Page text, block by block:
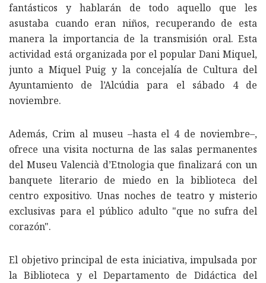
fantásticos y hablarán de todo aquello que les
asustaba cuando eran niños, recuperando de esta
manera la importancia de la transmisión oral. Esta
actividad está organizada por el popular Dani Miquel,
junto a Miquel Puig y la concejalía de Cultura del
Ayuntamiento de l’Alcúdia para el sábado 4 de
noviembre.
Además, Crim al museu –hasta el 4 de noviembre–,
ofrece una visita nocturna de las salas permanentes
del Museu Valencià d’Etnologia que finalizará con un
banquete literario de miedo en la biblioteca del
centro expositivo. Unas noches de teatro y misterio
exclusivas para el público adulto "que no sufra del
corazón".
El objetivo principal de esta iniciativa, impulsada por
la Biblioteca y el Departamento de Didáctica del